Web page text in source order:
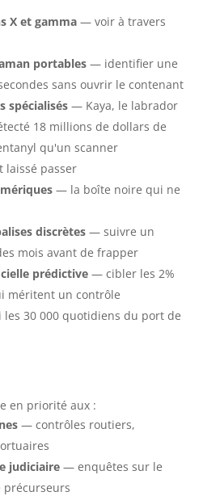
X et gamma— voir à travers
portables— identifier une
sans ouvrir le contenant
spécialisés— Kaya, le labrador
18 millions de dollars de
qu'un scanner
laissé passer
— la boîte noire qui ne
discrètes— suivre un
mois avant de frapper
prédictive— cibler les 2%
méritent un contrôle
30 000 quotidiens du port de
en priorité aux :
— contrôles routiers,
judiciaire— enquêtes sur le